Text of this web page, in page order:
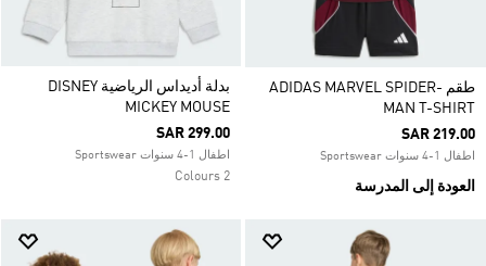
طقم ADIDAS MARVEL SPIDER-
MAN T-SHIRT
SAR 219.00
اطفال 1-4 سنوات Sportswear
العودة إلى المدرسة
بدلة أديداس الرياضية DISNEY
MICKEY MOUSE
SAR 299.00
اطفال 1-4 سنوات Sportswear
2 Colours